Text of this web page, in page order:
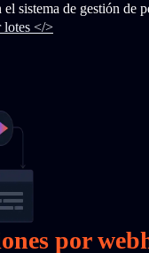
sistema de gestión de
lotes </>
por